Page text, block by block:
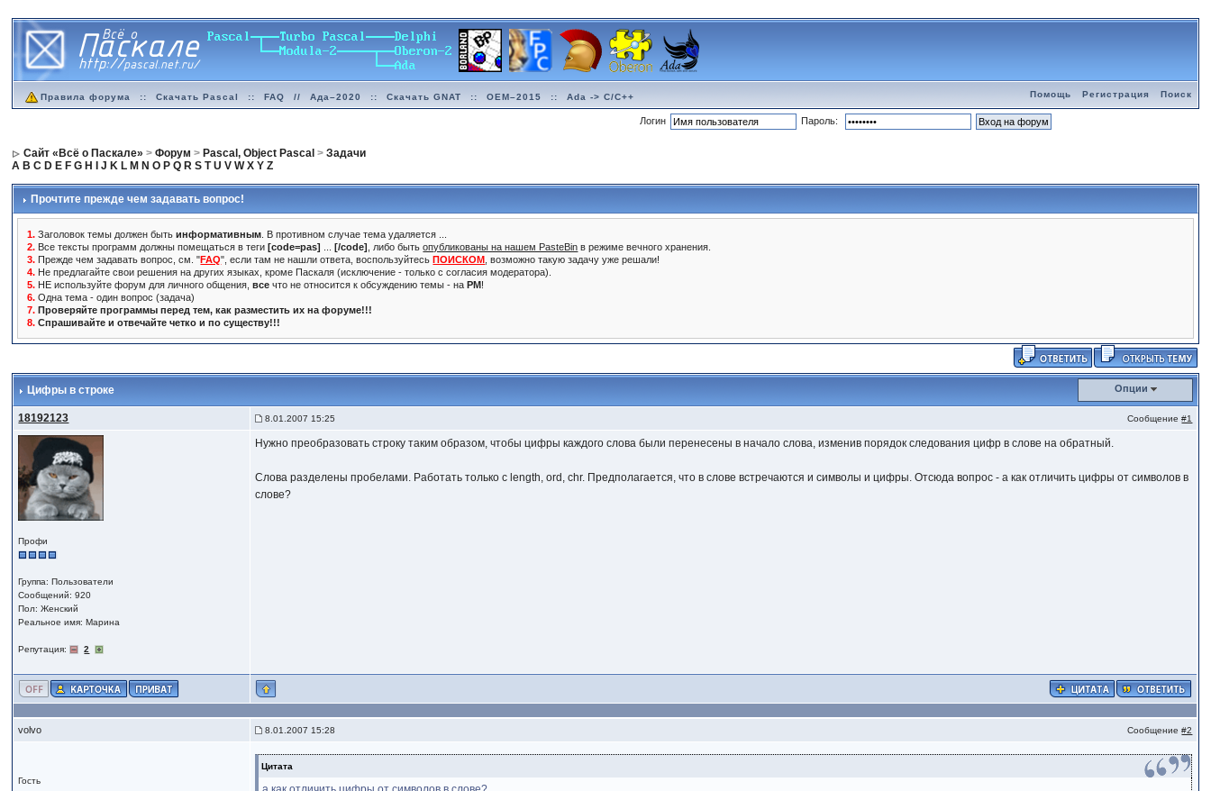
Правила форума :: Скачать Pascal :: FAQ // Ада–2020 :: Скачать GNAT :: OEM–2015 :: Ada -> C/C++ Помощь Регистрация Поиск
Логин Пароль:
Сайт «Всё о Паскале» >Форум > Pascal, Object Pascal >Задачи
A B C D E F G H J K L M N O P Q R S T U V W X Y Z
Прочтите прежде чем задавать вопрос!
1. Заголовок темы должен бытьинформативным . В противном случае тема удаляется ...
2. Все тексты программ должны помещаться в теги[code=pas] ...[/code] , либо бытьопубликованы на нашем PasteBin в режиме вечного хранения.
3. Прежде чем задавать вопрос, см. "FAQ", если там не нашли ответа, воспользуйтесьПОИСКОМ , возможно такую задачу уже решали!
4. Не предлагайте свои решения на других языках, кроме Паскаля (исключение - только с согласия модератора).
5. НЕ используйте форум для личного общения,все что не относится к обсуждению темы - наPM!
6. Одна тема - один вопрос (задача)
7. Проверяйте программы перед тем, как разместить их на форуме!!!
8. Спрашивайте и отвечайте четко и по существу!!!
Цифры в строке Опции
18192123 8.01.2007 15:25 Сообщение#1
Профи
Группа: Пользователи
Сообщений: 920
Пол: Женский
Реальное имя: Марина
Репутация: 2
Нужно преобразовать строку таким образом, чтобы цифры каждого слова были перенесены в начало слова, изменив порядок следования цифр в слове на обратный.
Слова разделены пробелами. Работать только с length, ord, chr. Предполагается, что в слове встречаются и символы и цифры. Отсюда вопрос - а как отличить цифры от символов в
слове?
volvo 8.01.2007 15:28 Сообщение#2
Гость
Цитата